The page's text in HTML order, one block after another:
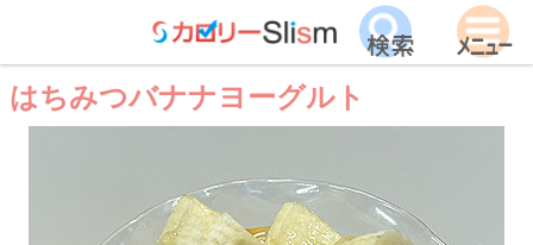
はちみつバナナヨーグルト